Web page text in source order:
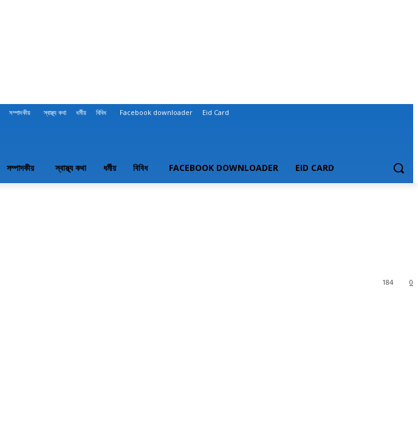
সম্পাদকীয় স্বাস্থ্য কথা ধর্মীয় বিবিধ Facebook downloader Eid Card
সম্পাদকীয় স্বাস্থ্য কথা ধর্মীয় বিবিধ FACEBOOK DOWNLOADER EID CARD
0
184